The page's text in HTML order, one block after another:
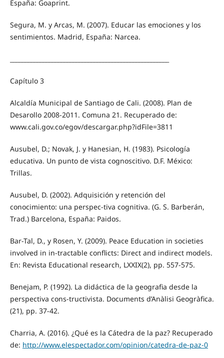
España: Goaprint.
Segura, M. y Arcas, M. (2007). Educar las emociones y los
sentimientos. Madrid, España: Narcea.
Capítulo 3
Alcaldía Municipal de Santiago de Cali. (2008). Plan de
Desarollo 2008-2011. Comuna 21. Recuperado de:
www.cali.gov.co/egov/descargar.php?idFile=3811
Ausubel, D.; Novak, J. y Hanesian, H. (1983). Psicología
educativa. Un punto de vista cognoscitivo. D.F. México:
Trillas.
Ausubel, D. (2002). Adquisición y retención del
conocimiento: una perspec-tiva cognitiva. (G. S. Barberán,
Trad.) Barcelona, España: Paidos.
Bar-Tal, D., y Rosen, Y. (2009). Peace Education in societies
involved in in-tractable conflicts: Direct and indirect models.
En: Revista Educational research, LXXIX(2), pp. 557-575.
Benejam, P. (1992). La didáctica de la geografia desde la
perspectiva cons-tructivista. Documents d’Anàlisi Geogràfica.
(21), pp. 37-42.
Charria, A. (2016). ¿Qué es la Cátedra de la paz? Recuperado
de: http://www.elespectador.com/opinion/catedra-de-paz-0